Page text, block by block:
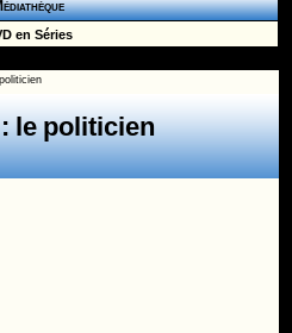
en Séries
le politicien